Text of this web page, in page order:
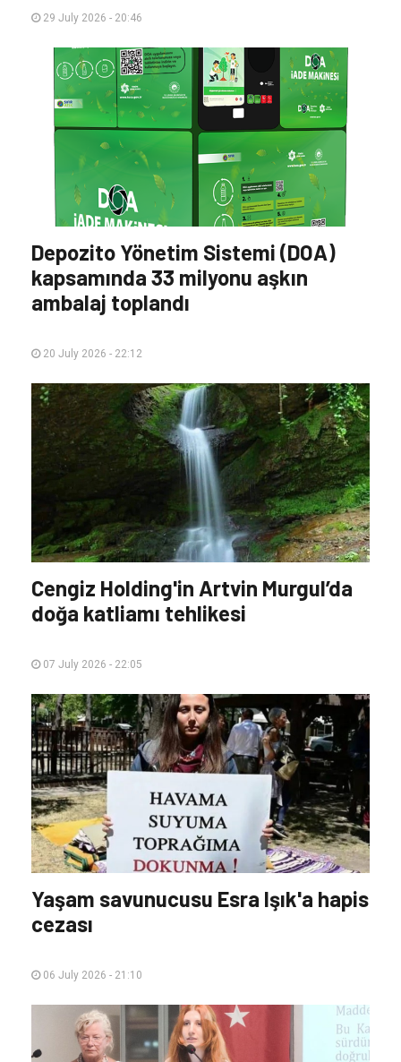
29 July 2026 - 20:46
Depozito Yönetim Sistemi (DOA)
kapsamında 33 milyonu aşkın
ambalaj toplandı
20 July 2026 - 22:12
Cengiz Holding'in Artvin Murgul’da
doğa katliamı tehlikesi
07 July 2026 - 22:05
Yaşam savunucusu Esra Işık'a hapis
cezası
06 July 2026 - 21:10